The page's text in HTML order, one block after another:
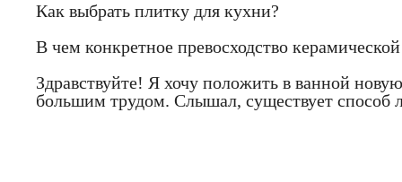
Как выбрать плитку для кухни?
В чем конкретное превосходство
Здравствуйте! Я хочу положить в ванной
большим трудом. Слышал, существует способ